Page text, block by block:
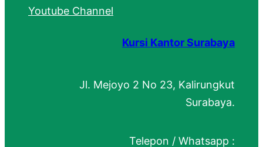
Youtube Channel
Kursi Kantor Surabaya
Jl. Mejoyo 2 No 23, Kalirungkut
Surabaya.
Telepon / Whatsapp :